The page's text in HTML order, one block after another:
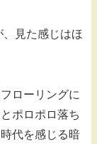
見た感じはほ
ローリングに
ポロポロ落ち
代を感じる暗